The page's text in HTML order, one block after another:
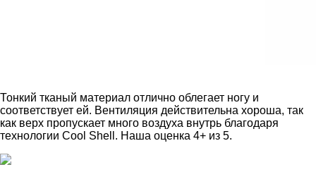
Тонкий тканый материал отлично облегает ногу и
соответствует ей. Вентиляция действительна хороша, так
как верх пропускает много воздуха внутрь благодаря
технологии Cool Shell. Наша оценка 4+ из 5.